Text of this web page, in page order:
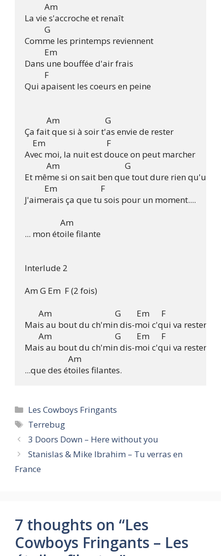
          Am
La vie s'accroche et renaît
          G
Comme les printemps reviennent
          Em
Dans une bouffée d'air frais
          F
Qui apaisent les coeurs en peine
           Am                       G
Ça fait que si à soir t'as envie de rester
    Em                               F
Avec moi, la nuit est douce on peut marcher
           Am                                 G
Et même si on sait ben que tout dure rien qu'un
          Em                      F
J'aimerais ça que tu sois pour un moment....
                  Am
... mon étoile filante
Interlude 2
Am G Em  F (2 fois)
       Am                                G        Em      F
Mais au bout du ch'min dis-moi c'qui va rester...
       Am                                G        Em      F
Mais au bout du ch'min dis-moi c'qui va rester...
                      Am
Categories
Les Cowboys Fringants
Tags
Terrebug
3 Doors Down – Here without you
Stanislas & Mike Ibrahim – Tu verras en
France
7 thoughts on “Les
Cowboys Fringants – Les